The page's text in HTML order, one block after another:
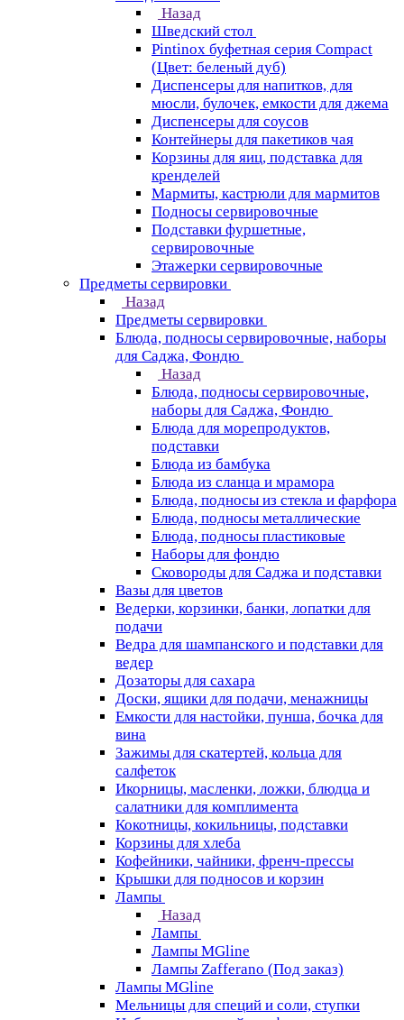
Назад
Шведский стол
Pintinox буфетная серия Compact
(Цвет: беленый дуб)
Диспенсеры для напитков, для
мюсли, булочек, емкости для джема
Диспенсеры для соусов
Контейнеры для пакетиков чая
Корзины для яиц, подставка для
кренделей
Мармиты, кастрюли для мармитов
Подносы сервировочные
Подставки фуршетные,
сервировочные
Этажерки сервировочные
Предметы сервировки
Назад
Предметы сервировки
Блюда, подносы сервировочные, наборы
для Саджа, Фондю
Назад
Блюда, подносы сервировочные,
наборы для Саджа, Фондю
Блюда для морепродуктов,
подставки
Блюда из бамбука
Блюда из сланца и мрамора
Блюда, подносы из стекла и фарфора
Блюда, подносы металлические
Блюда, подносы пластиковые
Наборы для фондю
Сковороды для Саджа и подставки
Вазы для цветов
Ведерки, корзинки, банки, лопатки для
подачи
Ведра для шампанского и подставки для
ведер
Дозаторы для сахара
Доски, ящики для подачи, менажницы
Емкости для настойки, пунша, бочка для
вина
Зажимы для скатертей, кольца для
салфеток
Икорницы, масленки, ложки, блюдца и
салатники для комплимента
Кокотницы, кокильницы, подставки
Корзины для хлеба
Кофейники, чайники, френч-прессы
Крышки для подносов и корзин
Лампы
Назад
Лампы
Лампы MGline
Лампы Zafferano (Под заказ)
Лампы MGline
Мельницы для специй и соли, ступки